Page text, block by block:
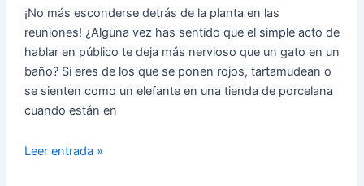
tu
Bienestar?
🌟
¡No más esconderse detrás de la planta en las
reuniones! ¿Alguna vez has sentido que el simple acto de
hablar en público te deja más nervioso que un gato en un
baño? Si eres de los que se ponen rojos, tartamudean o
se sienten como un elefante en una tienda de porcelana
cuando están en
El
Leer entrada »